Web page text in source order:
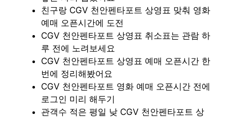
친구랑 CGV 천안펜타포트 상영표 맞춰 영화
예매 오픈시간에 도전
CGV 천안펜타포트 상영표 취소표는 관람 하
루 전에 노려보세요
CGV 천안펜타포트 상영표 예매 오픈시간 한
번에 정리해봤어요
CGV 천안펜타포트 영화 예매 오픈시간 전에
로그인 미리 해두기
관객수 적은 평일 낮 CGV 천안펜타포트 상